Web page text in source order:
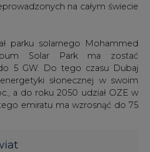
na całym świecie
parku solarnego Mohammed
Solar Park ma zostać
5 GW. Do tego czasu Dubaj
słonecznej w swoim
a do roku 2050 udział OZE w
emiratu ma wzrosnąć do 75